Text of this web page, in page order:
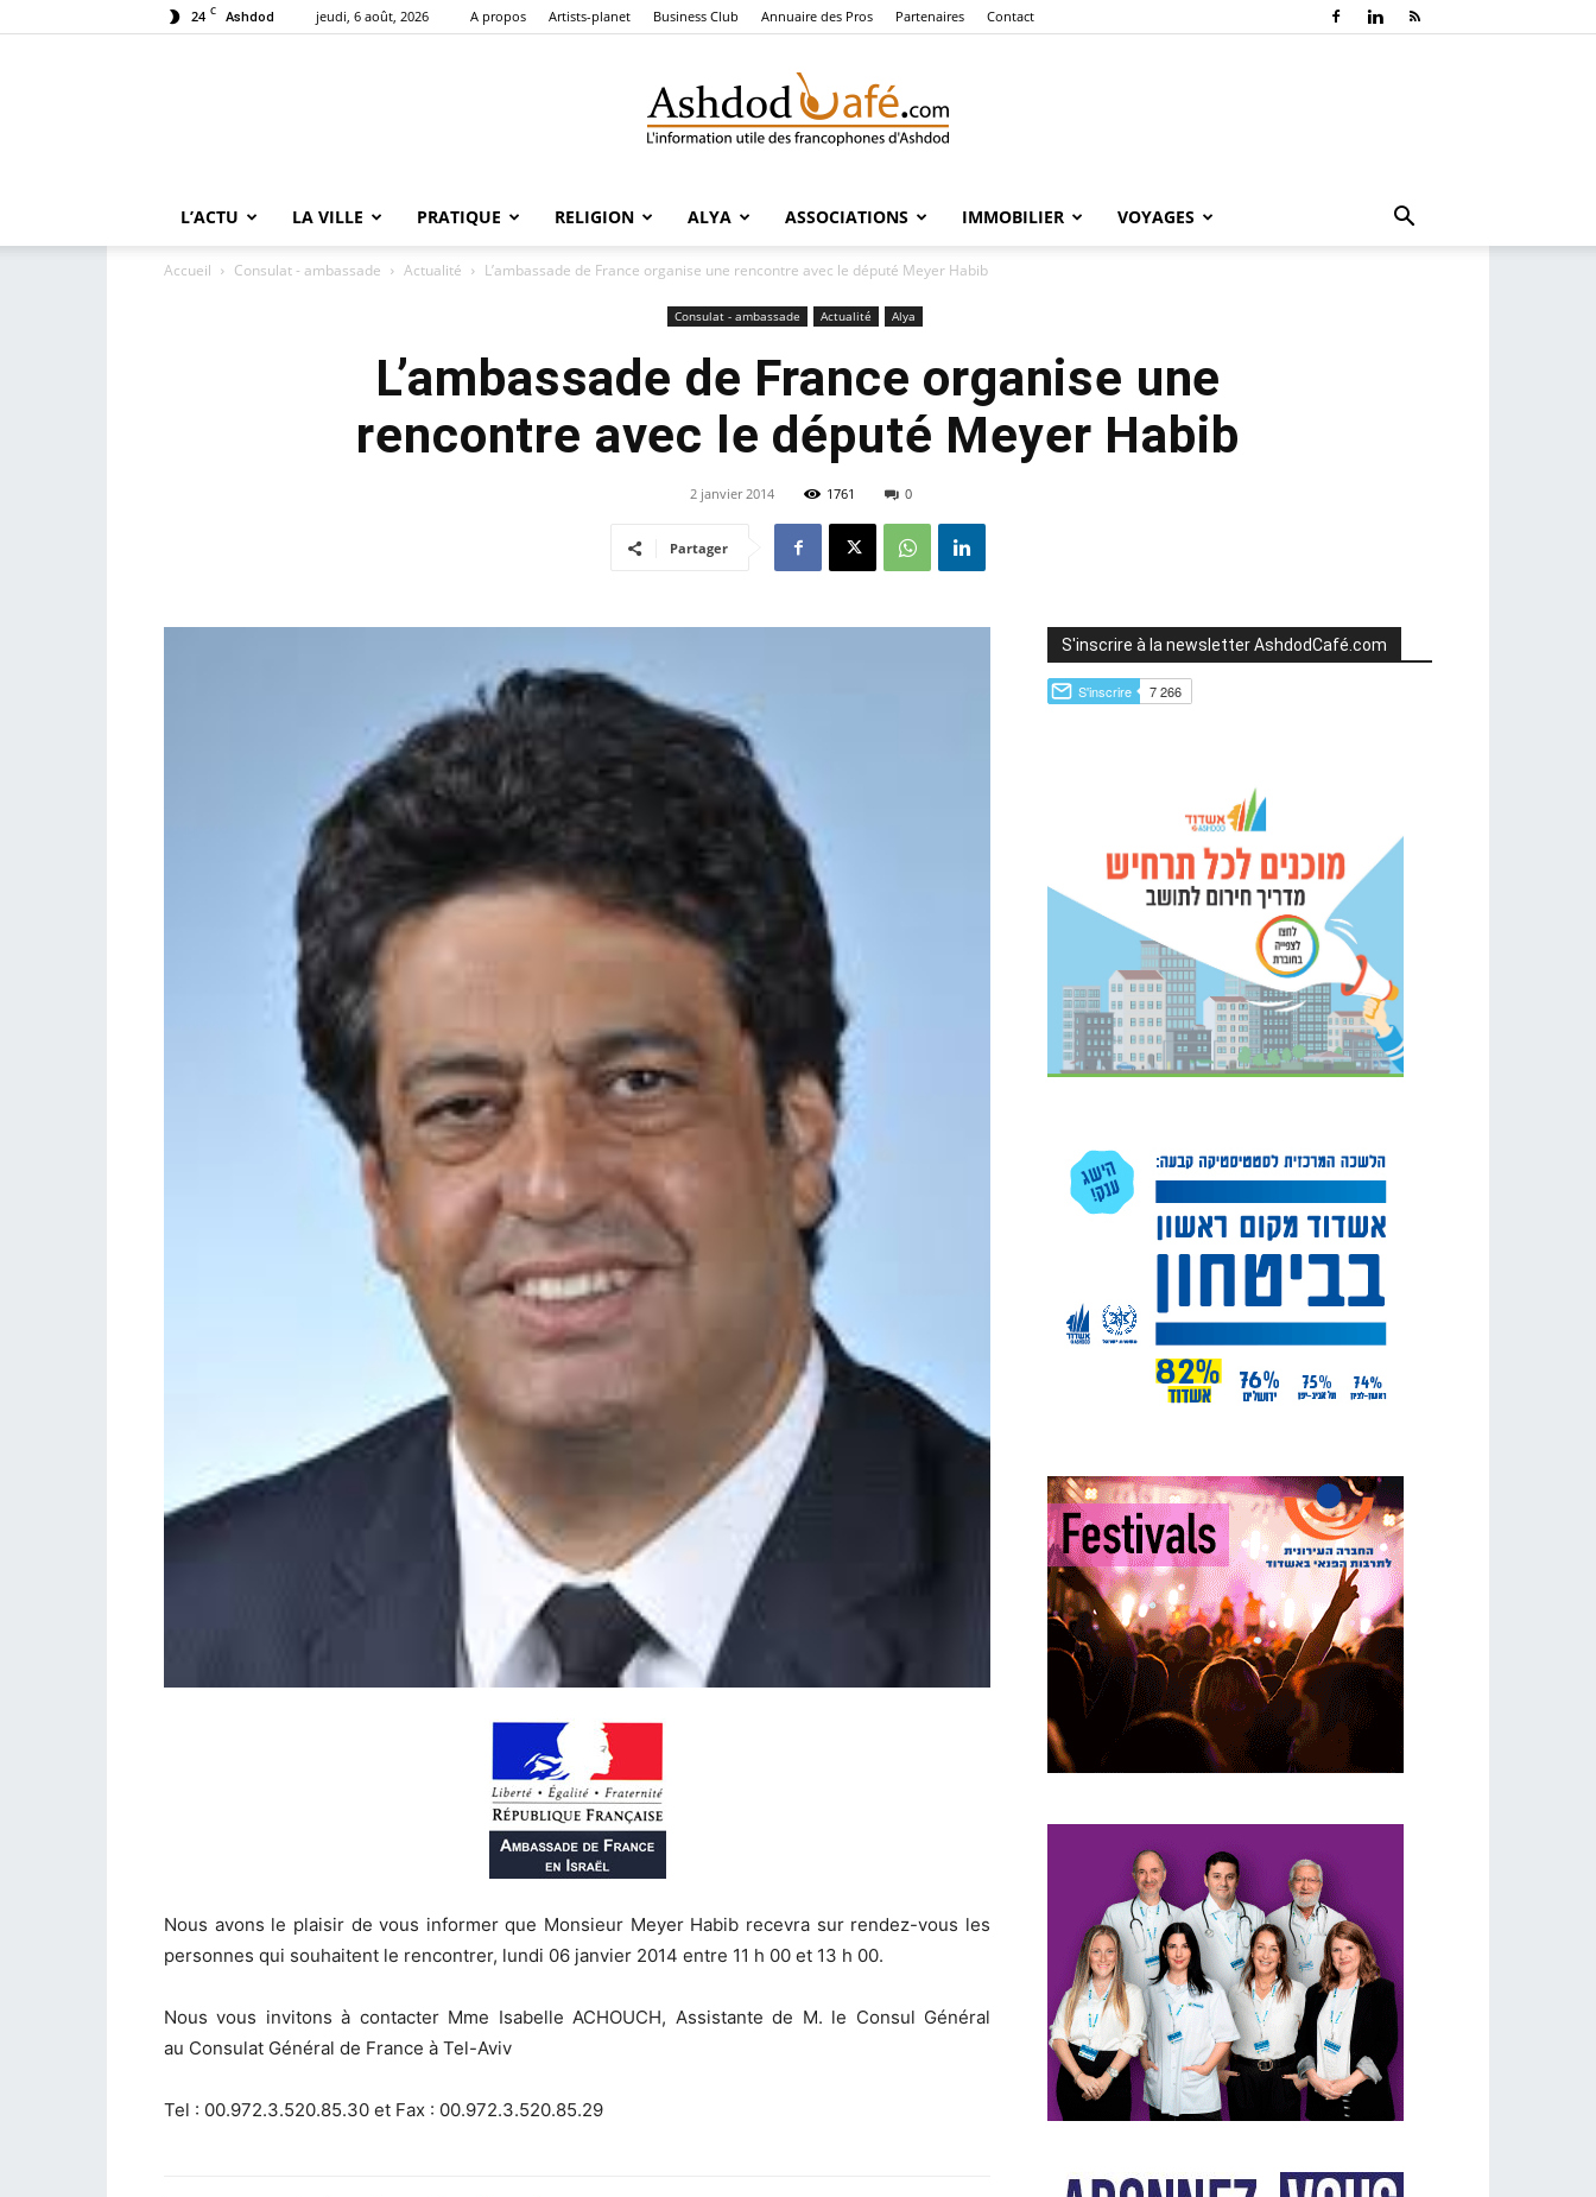
24 C Ashdod jeudi, 6 août, 2026 A propos Artists-planet Business Club Annuaire des Pros Partenaires Contact
Café
L’ACTU LA VILLE PRATIQUE RELIGION ALYA ASSOCIATIONS IMMOBILIER VOYAGES
Accueil Consulat - ambassade Actualité L’ambassade de France organise une rencontre avec le député Meyer Habib
Consulat - ambassade Actualité Alya
L’ambassade de France organise une
rencontre avec le député Meyer Habib
2 janvier 2014 1761 0
Partager
Nous avons le plaisir de vous informer que Monsieur Meyer Habib recevra sur rendez-vous les
personnes qui souhaitent le rencontrer, lundi 06 janvier 2014 entre 11 h 00 et 13 h 00.
Nous vous invitons à contacter Mme Isabelle ACHOUCH, Assistante de M. le Consul Général
au Consulat Général de France à Tel-Aviv
Tel : 00.972.3.520.85.30 et Fax : 00.972.3.520.85.29
S'inscrire à la newsletter AshdodCafé.com